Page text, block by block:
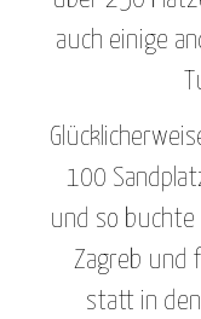
auch einige
100
und so buchte
Zagreb und
statt in